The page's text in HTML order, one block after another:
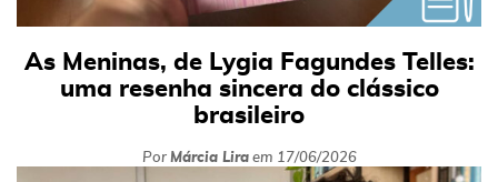
As Meninas, de Lygia Fagundes Telles:
uma resenha sincera do clássico
brasileiro
Por Márcia Liraem 17/06/2026